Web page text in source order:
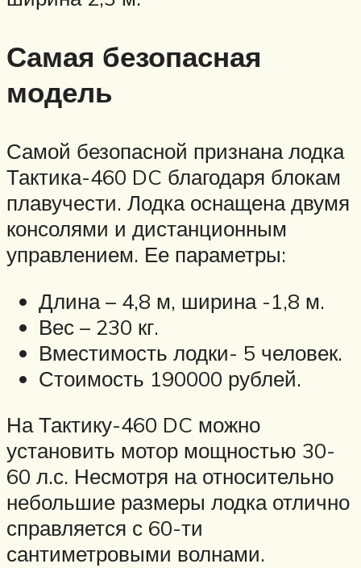
Самая безопасная
модель
Самой безопасной признана лодка
Тактика-460 DC благодаря блокам
плавучести. Лодка оснащена двумя
консолями и дистанционным
управлением. Ее параметры:
Длина – 4,8 м, ширина -1,8 м.
Вес – 230 кг.
Вместимость лодки- 5 человек.
Стоимость 190000 рублей.
На Тактику-460 DC можно
установить мотор мощностью 30-
60 л.с. Несмотря на относительно
небольшие размеры лодка отлично
справляется с 60-ти
сантиметровыми волнами.